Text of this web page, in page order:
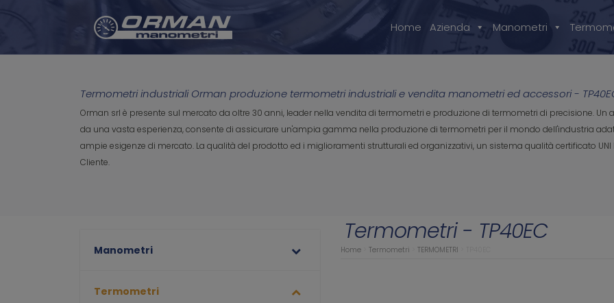
Home Azienda Manometri
Termometri industriali Orman produzione termometri industriali e vendita manometri ed accessori -
Orman srl è presente sul mercato da oltre 30 anni, leader nella vendita di termometri e produzione di termometri di precisione.
da una vasta esperienza, consente di assicurare un'ampia gamma nella produzione di termometri per il mondo dell'industria
ampie esigenze di mercato. La qualità del prodotto ed i miglioramenti strutturali ed organizzativi, un sistema qualità certificato UNI
Cliente.
Manometri
Termometri
Termometri - TP40EC
Home Termometri TERMOMETRI